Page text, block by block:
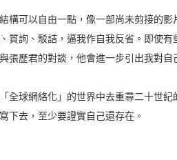
構可以自由一點，像一部尚未剪接的
質詢、駁詰，逼我作自我反省。即使
張歷君的對談，他會進一步引出我對自
全球網絡化」的世界中去重尋二十世
下去，至少要證實自己還存在。